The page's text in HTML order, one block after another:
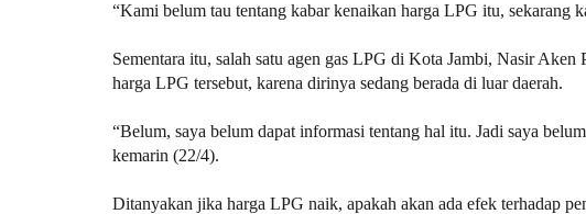
“Kami belum tau tentang kabar kenaikan harga LPG itu, sekarang
Sementara itu, salah satu agen gas LPG di Kota Jambi, Nasir
harga LPG tersebut, karena dirinya sedang berada di luar daerah.
“Belum, saya belum dapat informasi tentang hal itu. Jadi saya
kemarin (22/4).
Ditanyakan jika harga LPG naik, apakah akan ada efek terhadap